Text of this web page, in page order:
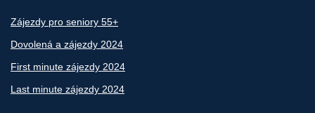
Zájezdy pro seniory 55+
Dovolená a zájezdy 2024
First minute zájezdy 2024
Last minute zájezdy 2024